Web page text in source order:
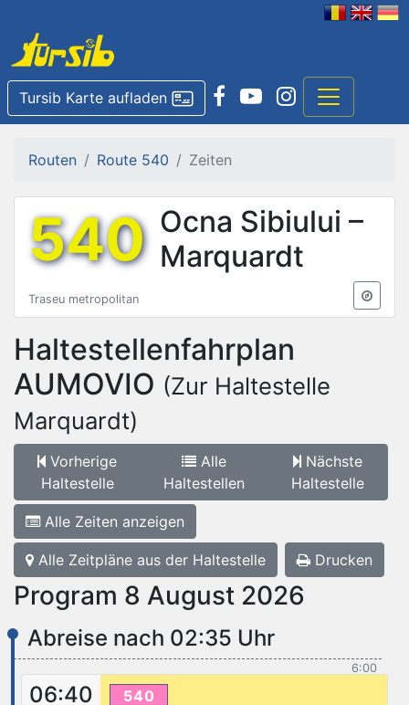
Tursib Karte aufladen
Routen Route 540 Zeiten
540 Ocna Sibiului –
Marquardt
Traseu metropolitan
Haltestellenfahrplan
AUMOVIO (Zur Haltestelle
Marquardt)
Vorherige
Haltestelle
Alle
Haltestellen
Nächste
Haltestelle
Alle Zeiten anzeigen
Alle Zeitpläne aus der Haltestelle Drucken
Program 8 August 2026
Abreise nach 02:35 Uhr
6:00
06:40 540